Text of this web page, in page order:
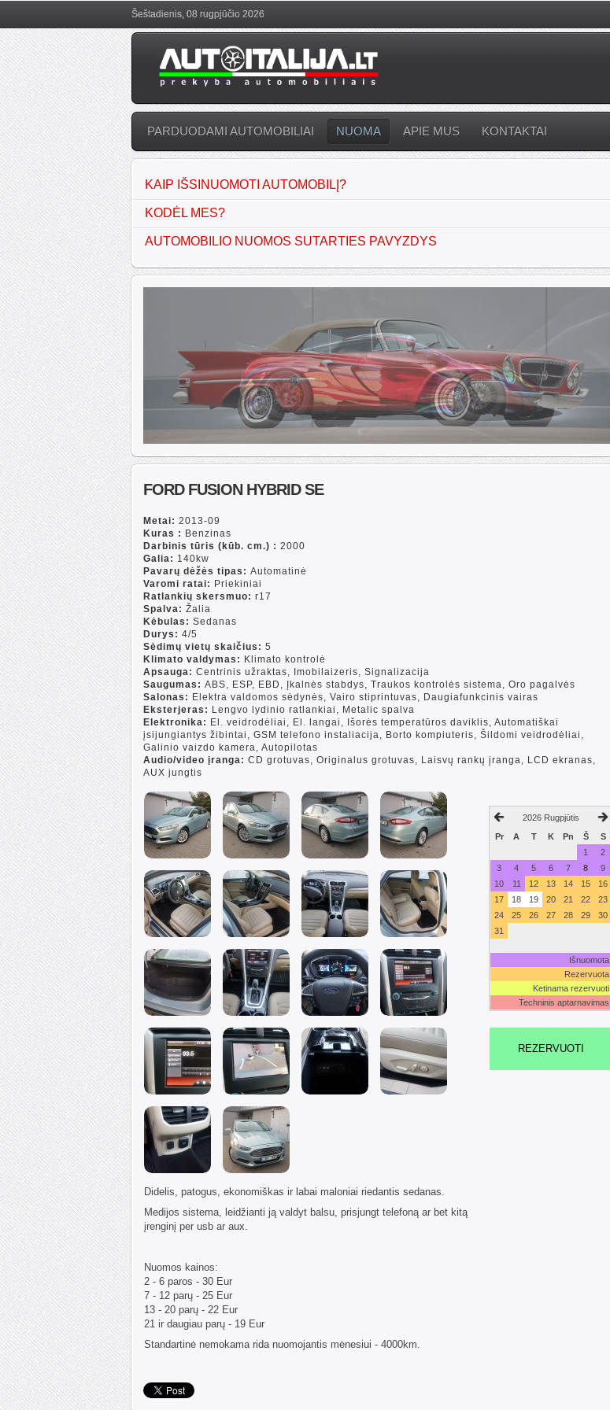
Šeštadienis, 08 rugpjūčio 2026
PARDUODAMI AUTOMOBILIAI NUOMA APIE MUS KONTAKTAI
KAIP IŠSINUOMOTI AUTOMOBILĮ?
KODĖL MES?
AUTOMOBILIO NUOMOS SUTARTIES PAVYZDYS
FORD FUSION HYBRID SE
Metai: 2013-09
Kuras : Benzinas
Darbinis tūris (kūb. cm.) : 2000
Galia: 140kw
Pavarų dėžės tipas: Automatinė
Varomi ratai: Priekiniai
Ratlankių skersmuo: r17
Spalva: Žalia
Kėbulas: Sedanas
Durys: 4/5
Sėdimų vietų skaičius: 5
Klimato valdymas: Klimato kontrolė
Apsauga: Centrinis užraktas, Imobilaizeris, Signalizacija
Saugumas: ABS, ESP, EBD, Įkalnės stabdys, Traukos kontrolės sistema, Oro pagalvės
Salonas: Elektra valdomos sėdynės, Vairo stiprintuvas, Daugiafunkcinis vairas
Eksterjeras: Lengvo lydinio ratlankiai, Metalic spalva
Elektronika: El. veidrodėliai, El. langai, Išorės temperatūros daviklis, Automatiškai
įsijungiantys žibintai, GSM telefono instaliacija, Borto kompiuteris, Šildomi veidrodėliai,
Galinio vaizdo kamera, Autopilotas
Audio/video įranga: CD grotuvas, Originalus grotuvas, Laisvų rankų įranga, LCD ekranas,
AUX jungtis
Didelis, patogus, ekonomiškas ir labai maloniai riedantis sedanas.
Medijos sistema, leidžianti ją valdyt balsu, prisjungt telefoną ar bet kitą
įrenginį per usb ar aux.
Nuomos kainos:
2 - 6 paros - 30 Eur
7 - 12 parų - 25 Eur
13 - 20 parų - 22 Eur
21 ir daugiau parų - 19 Eur
Standartinė nemokama rida nuomojantis mėnesiui - 4000km.
2026 Rugpjūtis
Pr
A T K Pn Š
S
1
2
3
4 5 6 7 8
9
10
11 12 13 14 15
16
17
18 19 20 21 22
23
24
25 26 27 28 29
30
31
Išnuomota
Rezervuota
Ketinama rezervuoti
Techninis aptarnavimas
REZERVUOTI